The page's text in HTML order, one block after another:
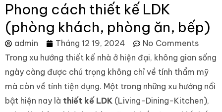
Phong cách thiết kế LDK
(phòng khách, phòng ăn, bếp)
admin Tháng 12 19, 2024
No Comments
Trong xu hướng thiết kế nhà ở hiện đại, không gian sống
ngày càng được chú trọng không chỉ về tính thẩm mỹ
mà còn về tính tiện dụng. Một trong những xu hướng nổi
bật hiện nay là thiết kế LDK (Living-Dining-Kitchen),